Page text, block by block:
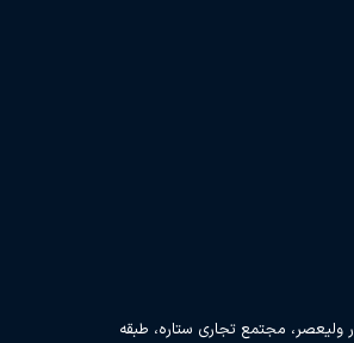
ولیعصر، مجتمع تجاری ستاره، طبقه